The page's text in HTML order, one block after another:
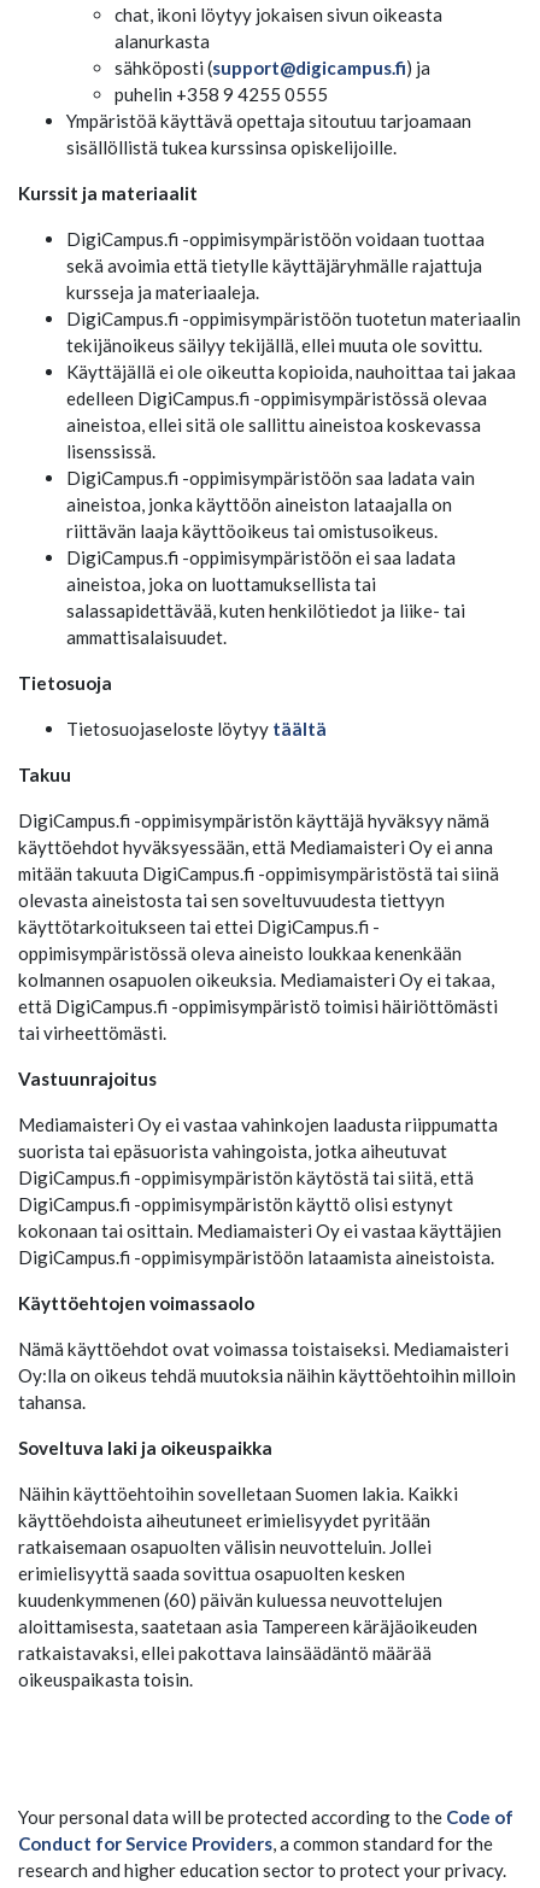
chat, ikoni löytyy jokaisen sivun oikeasta
alanurkasta
sähköposti (support@digicampus.fi) ja
puhelin +358 9 4255 0555
Ympäristöä käyttävä opettaja sitoutuu tarjoamaan
sisällöllistä tukea kurssinsa opiskelijoille.
Kurssit ja materiaalit
DigiCampus.fi -oppimisympäristöön voidaan tuottaa
sekä avoimia että tietylle käyttäjäryhmälle rajattuja
kursseja ja materiaaleja.
DigiCampus.fi -oppimisympäristöön tuotetun materiaalin
tekijänoikeus säilyy tekijällä, ellei muuta ole sovittu.
Käyttäjällä ei ole oikeutta kopioida, nauhoittaa tai jakaa
edelleen DigiCampus.fi -oppimisympäristössä olevaa
aineistoa, ellei sitä ole sallittu aineistoa koskevassa
lisenssissä.
DigiCampus.fi -oppimisympäristöön saa ladata vain
aineistoa, jonka käyttöön aineiston lataajalla on
riittävän laaja käyttöoikeus tai omistusoikeus.
DigiCampus.fi -oppimisympäristöön ei saa ladata
aineistoa, joka on luottamuksellista tai
salassapidettävää, kuten henkilötiedot ja liike- tai
ammattisalaisuudet.
Tietosuoja
Tietosuojaseloste löytyy täältä
Takuu
DigiCampus.fi -oppimisympäristön käyttäjä hyväksyy nämä
käyttöehdot hyväksyessään, että Mediamaisteri Oy ei anna
mitään takuuta DigiCampus.fi -oppimisympäristöstä tai siinä
olevasta aineistosta tai sen soveltuvuudesta tiettyyn
käyttötarkoitukseen tai ettei DigiCampus.fi -
oppimisympäristössä oleva aineisto loukkaa kenenkään
kolmannen osapuolen oikeuksia. Mediamaisteri Oy ei takaa,
että DigiCampus.fi -oppimisympäristö toimisi häiriöttömästi
tai virheettömästi.
Vastuunrajoitus
Mediamaisteri Oy ei vastaa vahinkojen laadusta riippumatta
suorista tai epäsuorista vahingoista, jotka aiheutuvat
DigiCampus.fi -oppimisympäristön käytöstä tai siitä, että
DigiCampus.fi -oppimisympäristön käyttö olisi estynyt
kokonaan tai osittain. Mediamaisteri Oy ei vastaa käyttäjien
DigiCampus.fi -oppimisympäristöön lataamista aineistoista.
Käyttöehtojen voimassaolo
Nämä käyttöehdot ovat voimassa toistaiseksi. Mediamaisteri
Oy:lla on oikeus tehdä muutoksia näihin käyttöehtoihin milloin
tahansa.
Soveltuva laki ja oikeuspaikka
Näihin käyttöehtoihin sovelletaan Suomen lakia. Kaikki
käyttöehdoista aiheutuneet erimielisyydet pyritään
ratkaisemaan osapuolten välisin neuvotteluin. Jollei
erimielisyyttä saada sovittua osapuolten kesken
kuudenkymmenen (60) päivän kuluessa neuvottelujen
aloittamisesta, saatetaan asia Tampereen käräjäoikeuden
ratkaistavaksi, ellei pakottava lainsäädäntö määrää
oikeuspaikasta toisin.
Your personal data will be protected according to the Code of
Conduct for Service Providers, a common standard for the
research and higher education sector to protect your privacy.